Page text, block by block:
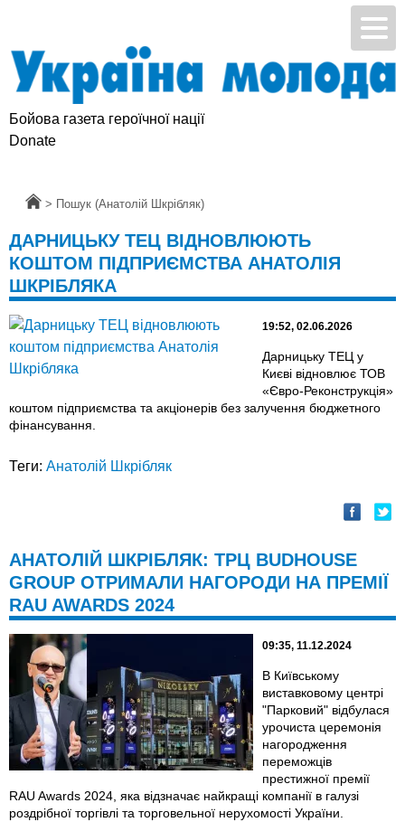
Бойова газета героїчної нації
Donate
Головна
> Пошук (Анатолій Шкрібляк)
ДАРНИЦЬКУ ТЕЦ ВІДНОВЛЮЮТЬ
КОШТОМ ПІДПРИЄМСТВА АНАТОЛІЯ
ШКРІБЛЯКА
19:52, 02.06.2026
Дарницьку ТЕЦ у
Києві відновлює ТОВ
«Євро-Реконструкція»
коштом підприємства та акціонерів без залучення бюджетного
фінансування.
Теги: Анатолій Шкрібляк
АНАТОЛІЙ ШКРІБЛЯК: ТРЦ BUDHOUSE
GROUP ОТРИМАЛИ НАГОРОДИ НА ПРЕМІЇ
RAU AWARDS 2024
09:35, 11.12.2024
В Київському
виставковому центрі
"Парковий" відбулася
урочиста церемонія
нагородження
переможців
престижної премії
RAU Awards 2024, яка відзначає найкращі компанії в галузі
роздрібної торгівлі та торговельної нерухомості України.